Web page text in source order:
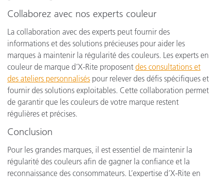
Collaborez avec nos experts couleur
La collaboration avec des experts peut fournir des
informations et des solutions précieuses pour aider les
marques à maintenir la régularité des couleurs. Les experts en
couleur de marque d’X-Rite proposent des consultations et
des ateliers personnalisés pour relever des défis spécifiques et
fournir des solutions exploitables. Cette collaboration permet
de garantir que les couleurs de votre marque restent
régulières et précises.
Conclusion
Pour les grandes marques, il est essentiel de maintenir la
régularité des couleurs afin de gagner la confiance et la
reconnaissance des consommateurs. L’expertise d’X-Rite en